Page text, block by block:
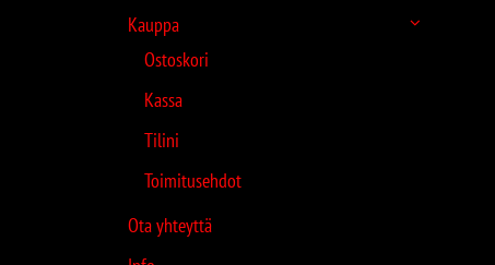
Kauppa
Ostoskori
Kassa
Tilini
Toimitusehdot
Ota yhteyttä